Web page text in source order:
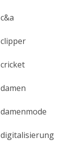
c&a
clipper
cricket
damen
damenmode
digitalisierung